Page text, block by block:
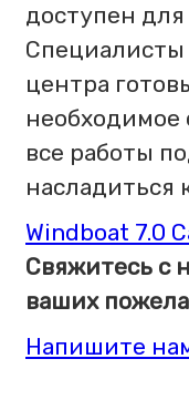
доступен для
Специалисты
центра
необходимое
все работы
насладиться
Windboat 7.0
Свяжитесь с
ваших
Напишите